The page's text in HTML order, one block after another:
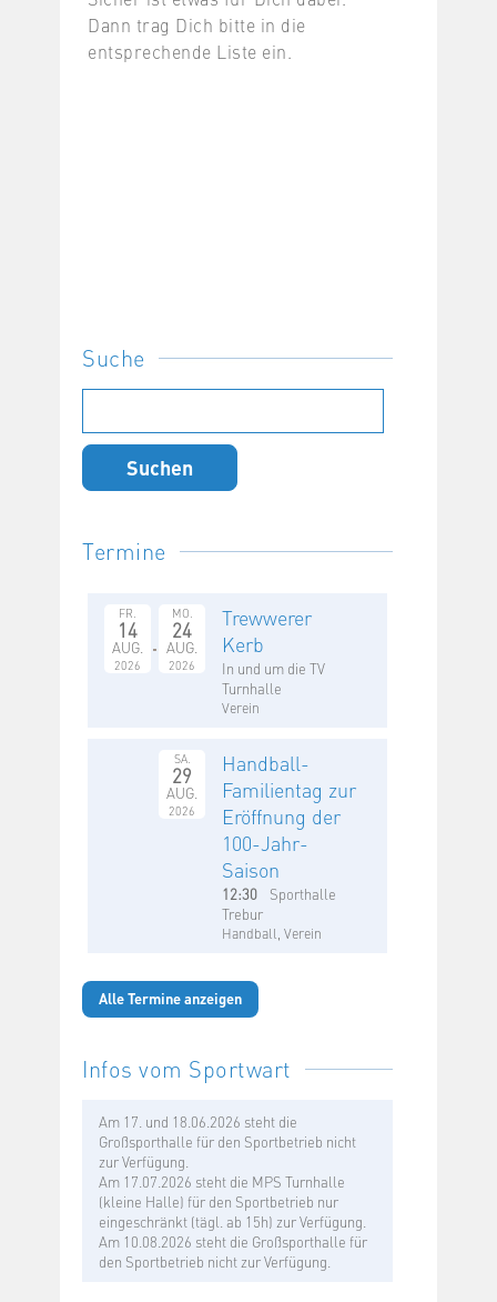
Dann trag Dich bitte in die
entsprechende Liste ein.
Suche
nach:
Termine
FR.
14
AUG.
2026
MO.
24
AUG.
2026
Trewwerer
Kerb
In und um die TV
Turnhalle
Verein
SA.
29
AUG.
2026
Handball-
Familientag zur
Eröffnung der
100-Jahr-
Saison
12:30
Sporthalle
Trebur
Handball, Verein
Alle Termine anzeigen
Infos vom Sportwart
Am 17. und 18.06.2026 steht die
Großsporthalle für den Sportbetrieb nicht
zur Verfügung.
Am 17.07.2026 steht die MPS Turnhalle
(kleine Halle) für den Sportbetrieb nur
eingeschränkt (tägl. ab 15h) zur Verfügung.
Am 10.08.2026 steht die Großsporthalle für
den Sportbetrieb nicht zur Verfügung.